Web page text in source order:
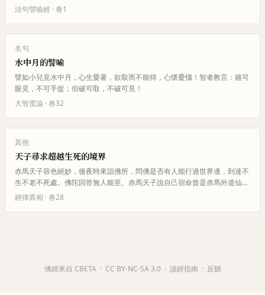
殺。人生也是如此，貪戀五欲養…
法句譬喻經 · 卷1
名句
水中月的譬喻
譬如小兒見水中月，心生愛著，欲取而不能得，心懷憂惱！智者教言：雖可
眼見，不可手捉；但破可取，不破可見！
大智度論 · 卷32
其他
天子尋求超越生死的境界
赤馬天子容色絕妙，後夜時來詣佛所，問佛是否有人能行過世界邊，到達不
生不老不死處。佛陀回答無人能至。赤馬天子說自己宿命曾是赤馬外道仙
人，得神通離諸愛欲，以為神足捷…
經律異相 · 卷28
佛經來自 CBETA · CC BY-NC-SA 3.0 · 讀經指南 · 反饋